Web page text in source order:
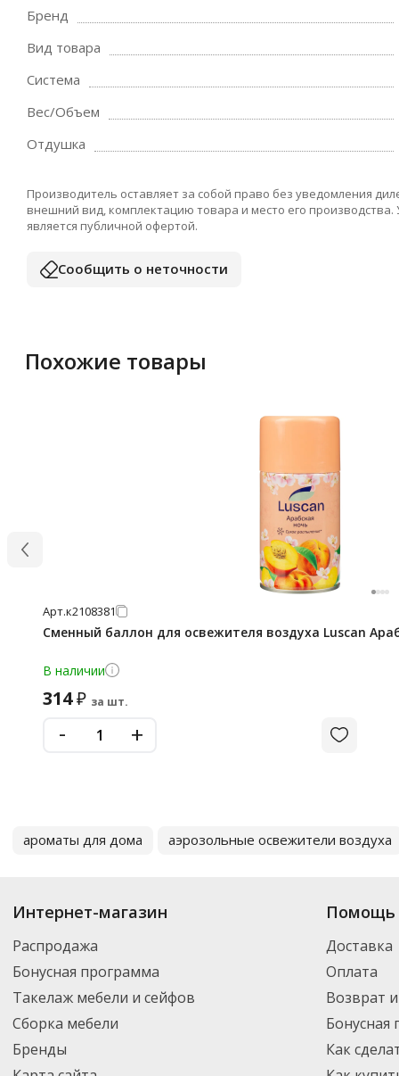
Бренд
Вид товара
Система
Вес/Объем
Отдушка
Производитель оставляет за собой право без уведомления
внешний вид, комплектацию товара и место его
является публичной офертой.
Сообщить о неточности
Похожие товары
Арт.к2108381
Сменный баллон для освежителя воздуха Luscan
В наличии
314₽ за шт.
- +
ароматы для дома аэрозольные освежители воздуха
Интернет-магазин
Распродажа
Бонусная программа
Такелаж мебели и сейфов
Сборка мебели
Бренды
Помощь
Доставка
Оплата
Возврат
Бонусная
Как